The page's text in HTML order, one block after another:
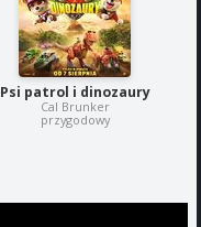
Psi patrol i dinozaury
Cal Brunker
przygodowy